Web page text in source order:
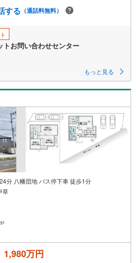
する （通話料無料）
トお問い合わせセンター
もっと見る
分 八幡団地 バス停下車 徒歩1分
草
2
1,980万円